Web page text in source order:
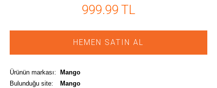
999.99 TL
HEMEN SATIN AL
Ürünün markası:
Mango
Bulunduğu site:
Mango